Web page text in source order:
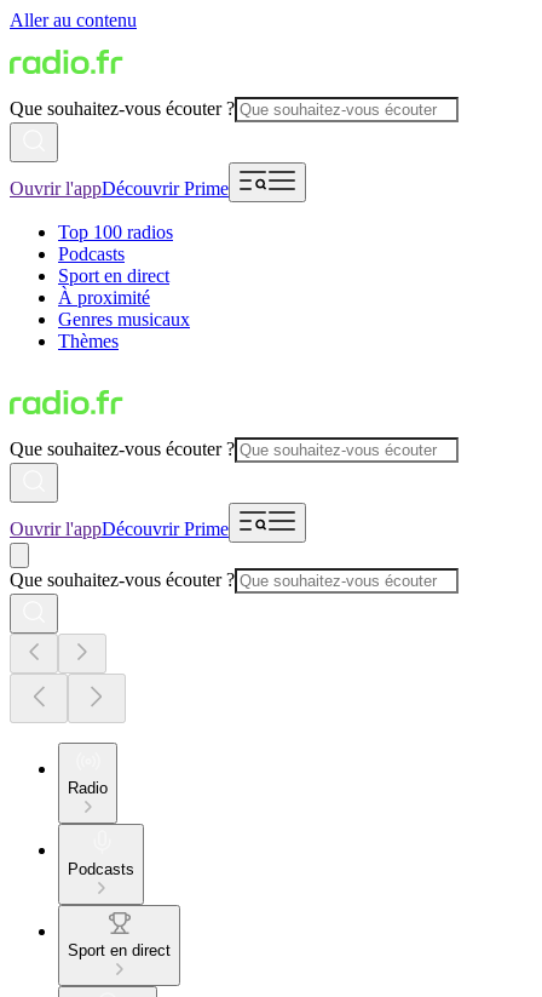
Aller au contenu
Que souhaitez-vous écouter ?
Ouvrir l'appDécouvrir Prime
Top 100 radios
Podcasts
Sport en direct
À proximité
Genres musicaux
Thèmes
Que souhaitez-vous écouter ?
Ouvrir l'appDécouvrir Prime
Que souhaitez-vous écouter ?
Radio
Podcasts
Sport en direct